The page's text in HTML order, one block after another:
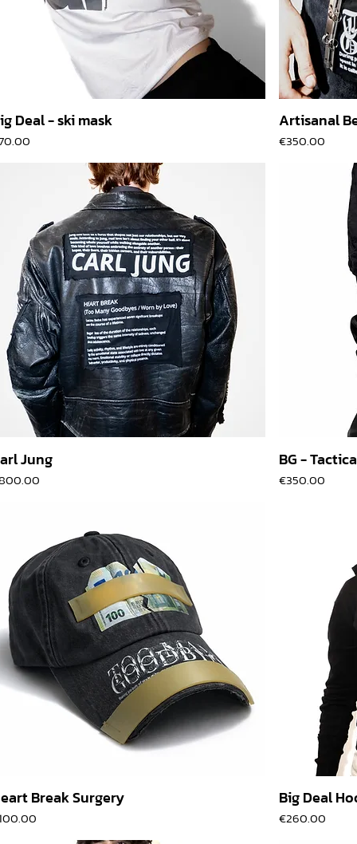
Deal - ski mask Artisanal
價格
€350.00
Jung BG -
價格
€350.00
Break Surgery Big Deal
價格
€260.00